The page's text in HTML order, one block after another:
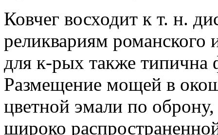
Ковчег восходит к т. н.
реликвариям романского
для к-рых также типична
Размещение мощей в
цветной эмали по
широко